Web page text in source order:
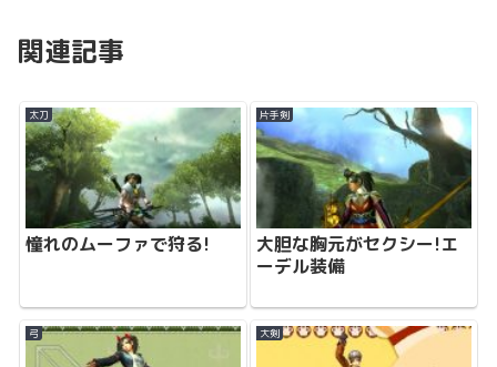
関連記事
太刀
憧れのムーファで狩る!
片手剣
大胆な胸元がセクシー!エ
ーデル装備
弓 大剣